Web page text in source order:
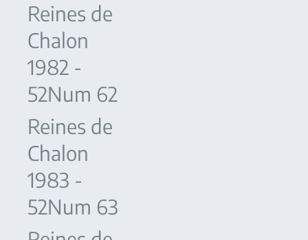
Reines de
Chalon
1982 -
52Num 62
Reines de
Chalon
1983 -
52Num 63